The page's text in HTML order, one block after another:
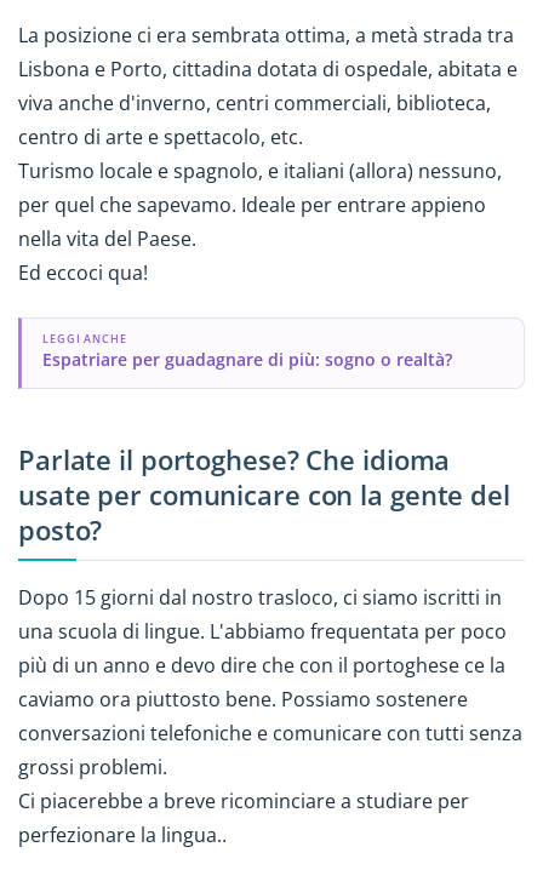
La posizione ci era sembrata ottima, a metà strada tra
Lisbona e Porto, cittadina dotata di ospedale, abitata e
viva anche d'inverno, centri commerciali, biblioteca,
centro di arte e spettacolo, etc.
Turismo locale e spagnolo, e italiani (allora) nessuno,
per quel che sapevamo. Ideale per entrare appieno
nella vita del Paese.
Ed eccoci qua!
LEGGI ANCHE
Espatriare per guadagnare di più: sogno o realtà?
Parlate il portoghese? Che idioma
usate per comunicare con la gente del
posto?
Dopo 15 giorni dal nostro trasloco, ci siamo iscritti in
una scuola di lingue. L'abbiamo frequentata per poco
più di un anno e devo dire che con il portoghese ce la
caviamo ora piuttosto bene. Possiamo sostenere
conversazioni telefoniche e comunicare con tutti senza
grossi problemi.
Ci piacerebbe a breve ricominciare a studiare per
perfezionare la lingua..